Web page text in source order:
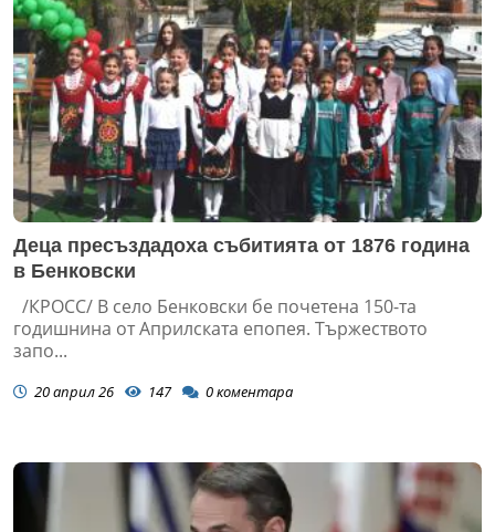
Деца пресъздадоха събитията от 1876 година
в Бенковски
/КРОСС/ В село Бенковски бе почетена 150-та
годишнина от Априлската епопея. Тържеството
запо...
20 април 26 147 0коментара